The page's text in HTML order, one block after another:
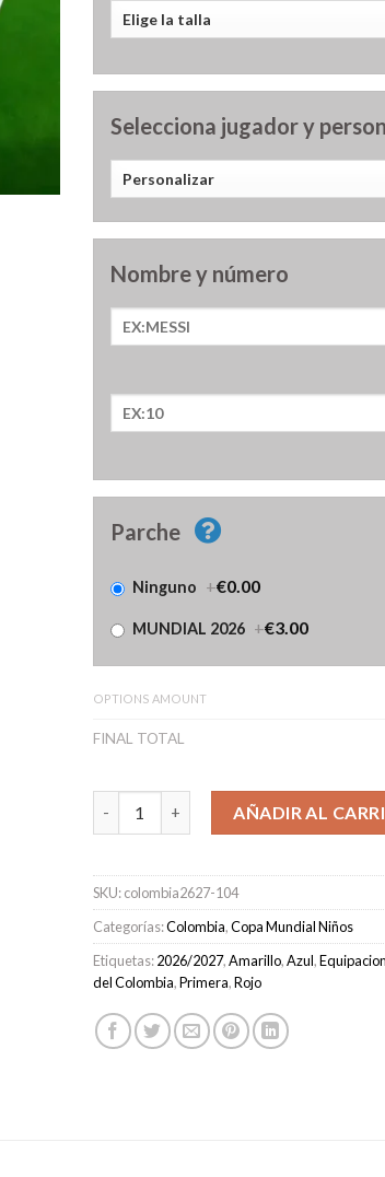
Selecciona jugador y
Nombre y número
Parche
Ninguno +€0.00
MUNDIAL 2026 +€3.00
OPTIONS AMOUNT
FINAL TOTAL
Camiseta Colombia Primera
AÑADIR AL
SKU:colombia2627-104
Categorías:Colombia,Copa Mundial Niños
Etiquetas:2026/2027,Amarillo,Azul,
del Colombia,Primera,Rojo